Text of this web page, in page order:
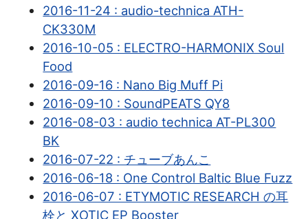
2016-11-24 : audio-technica ATH-
CK330M
2016-10-05 : ELECTRO-HARMONIX Soul
Food
2016-09-16 : Nano Big Muff Pi
2016-09-10 : SoundPEATS QY8
2016-08-03 : audio technica AT-PL300
BK
2016-07-22 : チューブあんこ
2016-06-18 : One Control Baltic Blue Fuzz
2016-06-07 : ETYMOTIC RESEARCH の耳
栓と XOTIC EP Booster